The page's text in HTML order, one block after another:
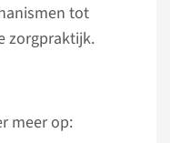
tot
zorgpraktijk.
meer op: